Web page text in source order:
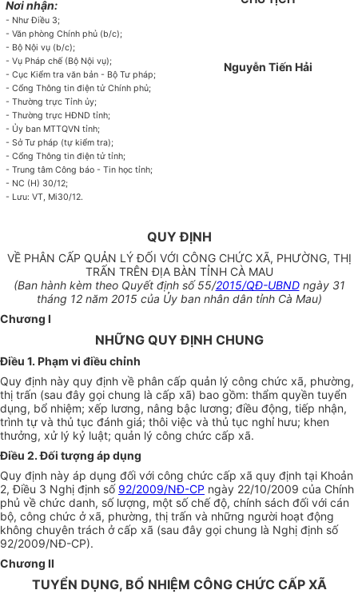
Nơi nhận:
- Như Điều 3;
- Văn phòng Chính phủ (b/c);
- Bộ Nội vụ (b/c);
- Vụ Pháp chế (Bộ Nội vụ);
- Cục Kiểm tra văn bản - Bộ Tư pháp;
- Cổng Thông tin điện tử Chính phủ;
- Thường trực Tỉnh ủy;
- Thườngtrực HĐND tỉnh;
- Ủy ban MTTQVN tỉnh;
- Sở Tư pháp (tự kiểm tra);
- Cổng Thông tin điện tử tỉnh;
- Trung tâm Công báo - Tin học tỉnh;
- NC (H) 30/12;
- Lưu: VT, Mi30/12.
Nguyễn Tiến Hải
QUY ĐỊNH
VỀ PHÂN CẤP QUẢN LÝ ĐỐI VỚI CÔNG CHỨC XÃ, PHƯỜNG, THỊ
TRẤN TRÊN ĐỊA BÀN TỈNH CÀ MAU
(Ban hành kèm theo Quyết định số 55/2015/QĐ-UBNDngày 31
tháng 12 năm 2015 của Ủy ban nhân dân tỉnh Cà Mau)
Chương I
NHỮNG QUY ĐỊNH CHUNG
Điều 1. Phạm vi điều chỉnh
Quy định này quy định về phân cấp quản lý công chức xã, phường,
thị trấn (sau đây gọi chung là cấp xã) bao gồm: thẩm quyền tuyển
dụng, bổ nhiệm; xếp lương, nâng bậc lương; điều động, tiếp nhận,
trình tự và thủ tục đánh giá; thôi việc và thủ tục nghỉ hưu; khen
thưởng, xử lý kỷ luật; quản lý công chức cấp xã.
Điều 2. Đối tượng áp dụng
Quy định này áp dụng đối với công chức cấp xã quy định tại Khoản
2, Điều 3 Nghị định số 92/2009/NĐ-CP ngày 22/10/2009 của Chính
phủ về chức danh, số lượng, một số chế độ, chính sách đối với cán
bộ, công chức ở xã, phường, thị trấn và những người hoạt động
không chuyên trách ởcấp xã (sau đây gọi chung là Nghị định số
92/2009/NĐ-CP).
Chương II
TUYỂN DỤNG, BỔ NHIỆM CÔNG CHỨC CẤP XÃ